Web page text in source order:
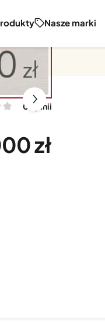
Nasze marki
0 opinii
zł